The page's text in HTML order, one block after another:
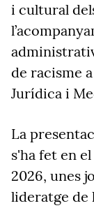
i cultural
de racisme
Jurídica i
La
s'ha fet en
2026, unes
lideratge de